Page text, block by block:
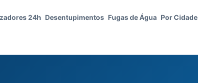
24h Desentupimentos Fugas de Água Por Cidade